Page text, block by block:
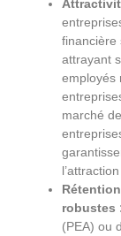
financière
attrayant
employés
marché
robustes
(PEA) ou